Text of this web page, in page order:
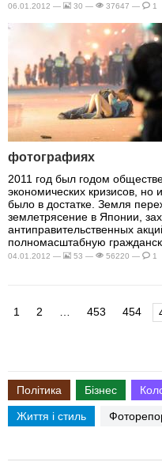
06.01.2012 — 30 — 37647 — 1
фотографиях
2011 год был годом
экономических кризисов, но
было в достатке. Земля
землетрясение в Японии,
антиправительственных
полномасштабную
04.01.2012 — 53 — 56220 — 1
1 2 … 453 454
Політика Бізнес
Життя і стиль